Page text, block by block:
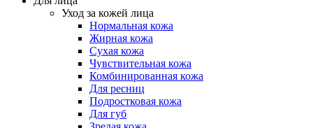
Уход за кожей лица
Нормальная кожа
Жирная кожа
Сухая кожа
Чувствительная кожа
Комбинированная кожа
Для ресниц
Подростковая кожа
Для губ